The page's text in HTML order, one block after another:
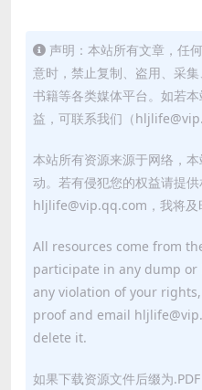
声明：本站所有文章，任
意时，禁止复制、盗用、采集
书籍等各类媒体平台。如若
益，可联系我们（
本站所有资源来源于网络，
动。若有侵犯您的权益请提
hljlife@vip.qq.com，我将及
All resources come from
participate in any dump
any violation of your
proof and email
delete it.
如果下载资源文件后缀为